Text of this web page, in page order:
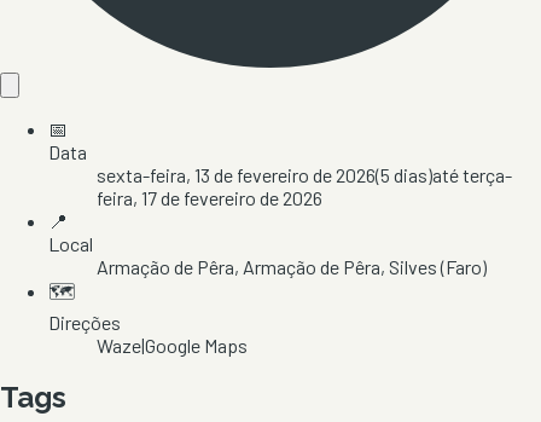
📅
Data
sexta-feira, 13 de fevereiro de 2026(5 dias)atéterça-
feira, 17 de fevereiro de 2026
📍
Local
Armação de Pêra, Armação de Pêra, Silves(Faro)
🗺️
Direções
Waze|Google Maps
Tags